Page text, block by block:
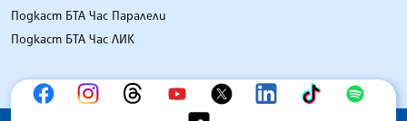
Подкаст БТА Час Паралели
Подкаст БТА Час ЛИК